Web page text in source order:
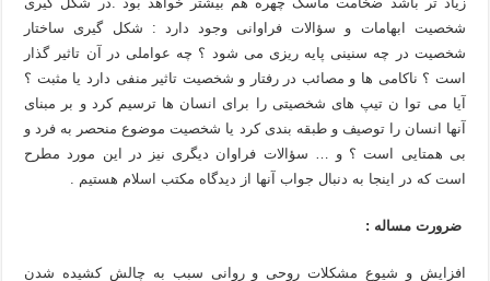
شخصیت ابهامات و سؤالات فراوانی وجود دارد : شکل گیری ساختار
شخصیت در چه سنینی پایه ریزی می شود ؟ چه عواملی در آن تاثیر گذار
است ؟ ناکامی ها و مصائب در رفتار و شخصیت تاثیر منفی دارد یا مثبت ؟
آیا می توا ن تیپ های شخصیتی را برای انسان ها ترسیم کرد و بر مبنای
آنها انسان را توصیف و طبقه بندی کرد یا شخصیت موضوع منحصر به فرد و
بی همتایی است ؟ و … سؤالات فراوان دیگری نیز در این مورد مطرح
است که در اینجا به دنبال جواب آنها از دیدگاه مکتب اسلام هستیم .
ضرورت مساله :
افزایش و شیوع مشکلات روحی و روانی سبب به چالش کشیده شدن